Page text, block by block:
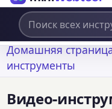
Домашняя
инструменты
Видео-